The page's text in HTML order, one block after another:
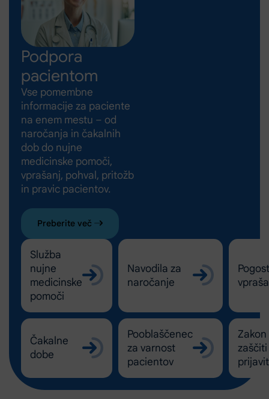
Podpora
pacientom
Vse pomembne
informacije za paciente
na enem mestu – od
naročanja in čakalnih
dob do nujne
medicinske pomoči,
vprašanj, pohval, pritožb
in pravic pacientov.
Preberite več
Služba
nujne
medicinske
pomoči
Navodila za
naročanje
Čakalne
dobe
Pooblaščenec
za varnost
pacientov
Zakon
zaščiti